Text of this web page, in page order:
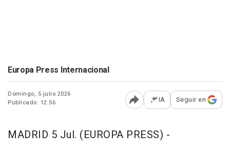
Europa Press Internacional
Domingo, 5 julio 2026
Publicado: 12:56
Abrir opciones para
IA Seguir en
MADRID 5 Jul. (EUROPA PRESS) -